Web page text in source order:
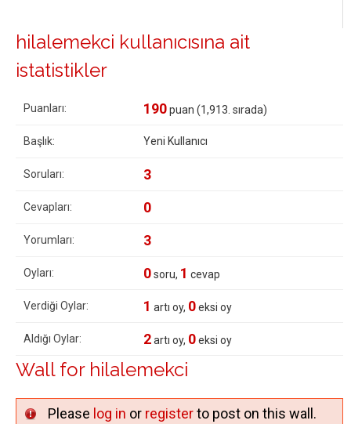
hilalemekci kullanıcısına ait
istatistikler
Puanları: 190puan (1,913 . sırada)
Başlık: Yeni Kullanıcı
Soruları: 3
Cevapları: 0
Yorumları: 3
Oyları: 0soru, 1 cevap
Verdiği Oylar: 1 artı oy, 0eksi oy
Aldığı Oylar: 2artı oy, 0eksi oy
Wall for hilalemekci
Please log in or registerto post on this wall.